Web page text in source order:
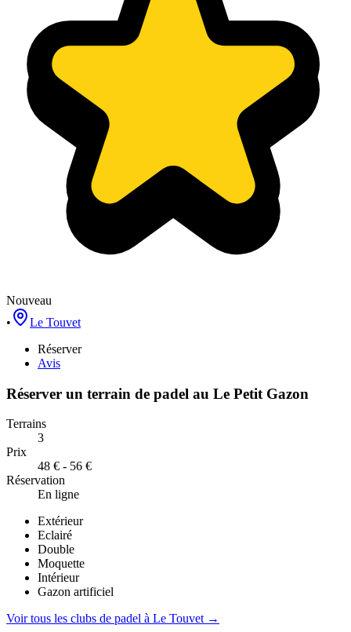
Nouveau
•
Le Touvet
Réserver
Avis
Réserver un terrain de padel au Le Petit Gazon
Terrains
3
Prix
48 € - 56 €
Réservation
En ligne
Extérieur
Eclairé
Double
Moquette
Intérieur
Gazon artificiel
Voir tous les clubs de padel à Le Touvet→